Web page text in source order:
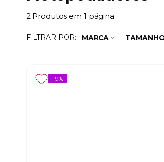
2 Produtos em 1 página
FILTRAR POR: MARCA TAMANHO
-9%